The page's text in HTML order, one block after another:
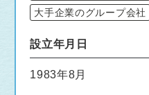
大手企業のグループ会社
設立年月日
1983年8月